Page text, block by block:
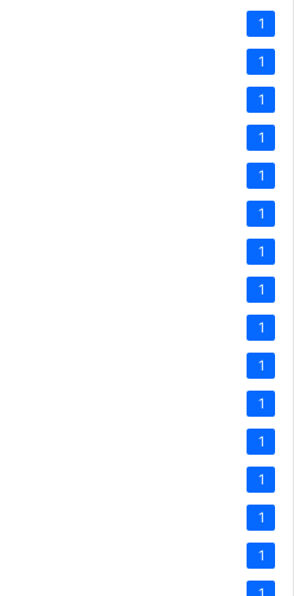
1
1
1
1
1
1
1
1
1
1
1
1
1
1
1